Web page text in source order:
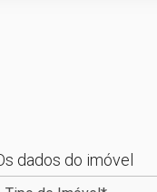
dados do imóvel